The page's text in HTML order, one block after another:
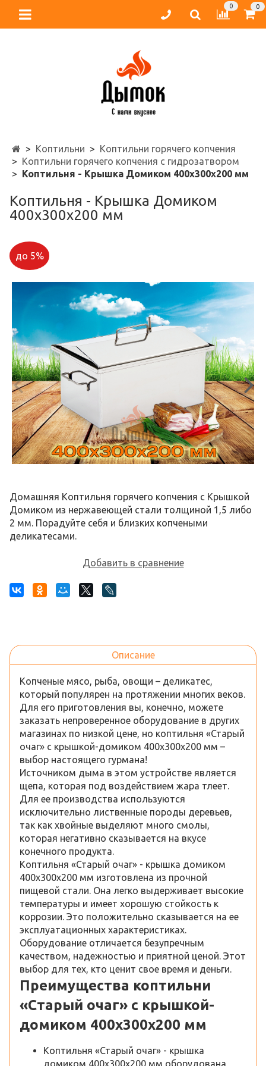
0 0
Коптильни
Коптильни горячего копчения
Коптильни горячего копчения с гидрозатвором
Коптильня - Крышка Домиком 400х300х200 мм
Коптильня - Крышка Домиком
400х300х200 мм
до 5%
Домашняя Коптильня горячего копчения с Крышкой
Домиком из нержавеющей стали толщиной 1,5 либо
2 мм. Порадуйте себя и близких копчеными
деликатесами.
Добавить в сравнение
Описание
Копченые мясо, рыба, овощи – деликатес,
который популярен на протяжении многих веков.
Для его приготовления вы, конечно, можете
заказать непроверенное оборудование в других
магазинах по низкой цене, но коптильня «Старый
очаг» с крышкой-домиком 400х300х200 мм –
выбор настоящего гурмана!
Источником дыма в этом устройстве является
щепа, которая под воздействием жара тлеет.
Для ее производства используются
исключительно лиственные породы деревьев,
так как хвойные выделяют много смолы,
которая негативно сказывается на вкусе
конечного продукта.
Коптильня «Старый очаг» - крышка домиком
400х300х200 мм изготовлена из прочной
пищевой стали. Она легко выдерживает высокие
температуры и имеет хорошую стойкость к
коррозии. Это положительно сказывается на ее
эксплуатационных характеристиках.
Оборудование отличается безупречным
качеством, надежностью и приятной ценой. Этот
выбор для тех, кто ценит свое время и деньги.
Преимущества коптильни
«Старый очаг» с крышкой-
домиком 400х300х200 мм
Коптильня «Старый очаг» - крышка
домиком 400х300х200 мм оборудована